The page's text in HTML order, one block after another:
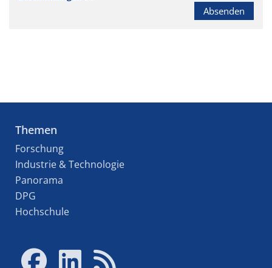
Absenden
Themen
Forschung
Industrie & Technologie
Panorama
DPG
Hochschule